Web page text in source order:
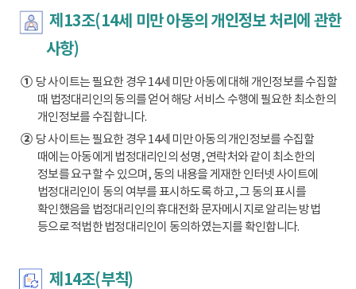
제13조(14세 미만 아동의 개인정보 처리에 관한
사항)
①당 사이트는 필요한 경우 14세 미만 아동에 대해 개인정보를 수집할
때 법정대리인의 동의를 얻어 해당 서비스 수행에 필요한 최소한의
개인정보를 수집합니다.
②당 사이트는 필요한 경우 14세 미만 아동의 개인정보를 수집할
때에는 아동에게 법정대리인의 성명, 연락처와 같이 최소한의
정보를 요구할 수 있으며, 동의 내용을 게재한 인터넷 사이트에
법정대리인이 동의 여부를 표시하도록 하고, 그 동의 표시를
확인했음을 법정대리인의 휴대전화 문자메시지로 알리는 방법
등으로 적법한 법정대리인이 동의하였는지를 확인합니다.
제14조(부칙)